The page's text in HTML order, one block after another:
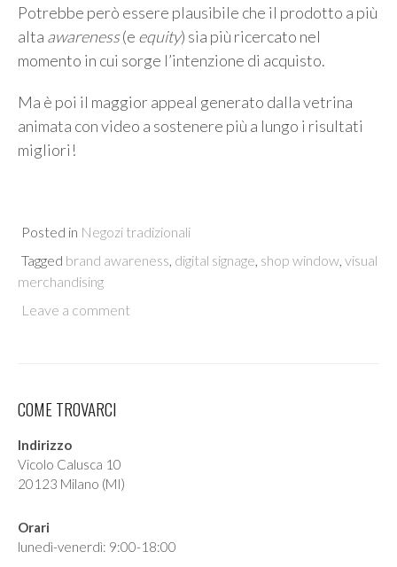
Potrebbe però essere plausibile che il prodotto a più
alta awareness(e equity) sia più ricercato nel
momento in cui sorge l’intenzione di acquisto.
Ma è poi il maggior appeal generato dalla vetrina
animata con video a sostenere più a lungo i risultati
migliori!
Posted in Negozi tradizionali
Tagged brand awareness, digital signage, shop window, visual
merchandising
Leave a comment
COME TROVARCI
Indirizzo
Vicolo Calusca 10
20123 Milano (MI)
Orari
lunedì-venerdì: 9:00-18:00